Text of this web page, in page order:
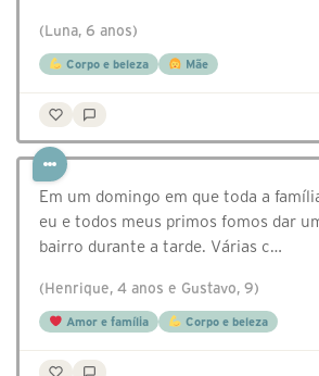
(Luna, 6 anos)
Corpo e beleza Mãe
Em um domingo em que toda a
eu e todos meus primos fomos dar
bairro durante a tarde. Várias c…
(Henrique, 4 anos e Gustavo, 9)
Amor e família Corpo e beleza